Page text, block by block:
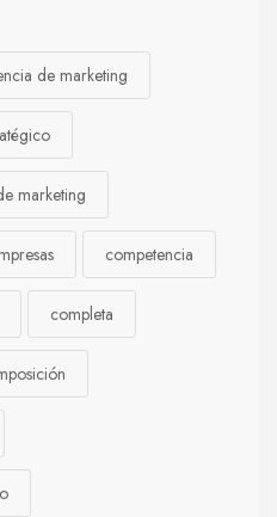
de marketing
marketing
competencia
completa